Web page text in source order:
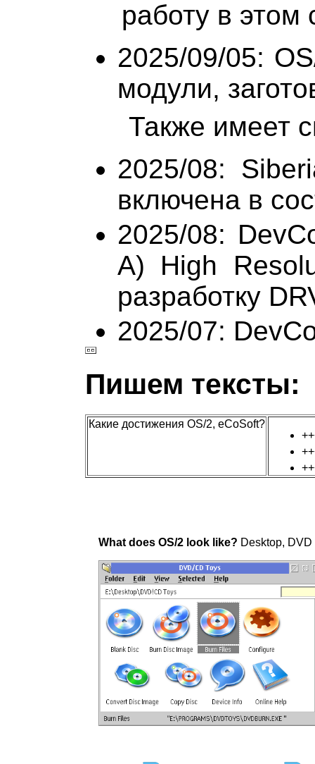
работу в этом
2025/09/05:
модули,
Также имеет
2025/08:
включена в
2025/08:
A) High
разработку
2025/07:
Пишем тексты:
Какие достижения OS/2, eCoSoft?
What does OS/2 look like? Desktop,